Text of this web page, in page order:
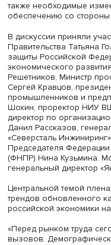
Участники
в подготовке и
также необходимые
обеспечению со
В дискуссии приняли
Правительства
защиты Российской
экономического
Решетников,
Сергей Кравцов,
промышленников и
Шохин, проректор
Данил Рассказов,
«Северсталь
Председателя
(ФНПР) Нина
генеральный